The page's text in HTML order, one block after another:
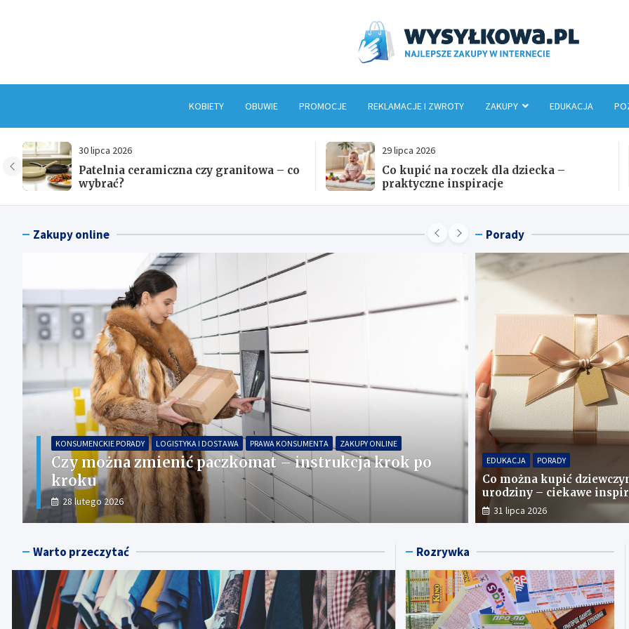
KOBIETY OBUWIE PROMOCJE REKLAMACJE I ZWROTY ZAKUPY EDUKACJA
29 lipca 2026
Co kupić na roczek dla dziecka –
praktyczne inspiracje
29 lipca 2026
Jak stworzyć garderobę, która poprawia
samopoczucie?
Zakupy online
BEZPIECZEŃSTWO W E-COMMERCE E-COMMERCE KONSUMENCKIE PORADY
ZAKUPY ONLINE
Czy Aliexpress jest bezpieczny – co warto wiedzieć
przed zakupem?
26 lutego 2026
KONSUMENCKIE PORADY
PROCEDURY NFZ I
Ile czasu jest na
ważne terminy i
12 lutego 2026
Porady
EDUKACJA PORADY
Co można kupić
urodziny – ciekawe
31 lipca 2026
Warto przeczytać Rozrywka